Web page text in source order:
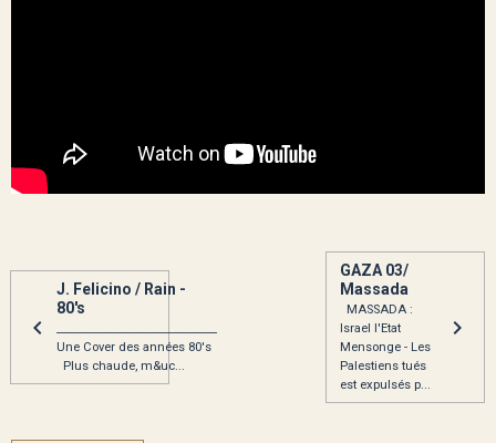
J. Felicino / Rain -
80's
Une Cover des années 80's
Plus chaude, m&uc...
GAZA 03/
Massada
MASSADA :
Israel l'Etat
Mensonge - Les
Palestiens tués
est expulsés p...